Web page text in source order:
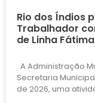
Rio dos Índios
Trabalhador
de Linha Fátima
A Administração
Secretaria
de 2026, uma